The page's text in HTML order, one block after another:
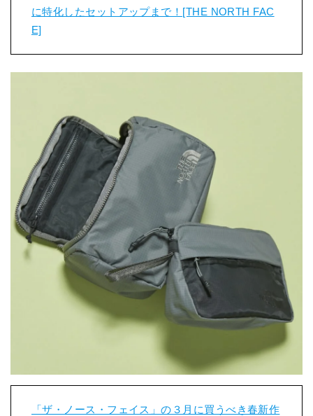
に特化したセットアップまで！[THE NORTH FAC
E]
「ザ・ノース・フェイス」の３月に買うべき春新作